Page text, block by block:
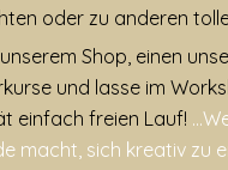
oder zu anderen
Shop, einen
und lasse im
einfach freien Lauf!
macht, sich kreativ zu